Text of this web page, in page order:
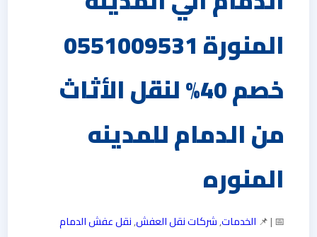
المنورة 0551009531
خصم 40% لنقل الأثاث
من الدمام للمدينه
المنوره
📅 | 📌 الخدمات,شركات نقل العفش,نقل عفش الدمام